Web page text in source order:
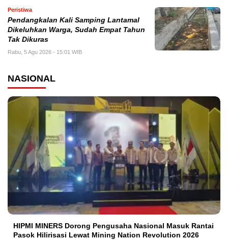
Peristiwa
Pendangkalan Kali Samping Lantamal
Dikeluhkan Warga, Sudah Empat Tahun
Tak Dikuras
Rabu, 5 Agu 2026 - 15:01 WIB
NASIONAL
HIPMI MINERS Dorong Pengusaha Nasional Masuk Rantai
Pasok Hilirisasi Lewat Mining Nation Revolution 2026